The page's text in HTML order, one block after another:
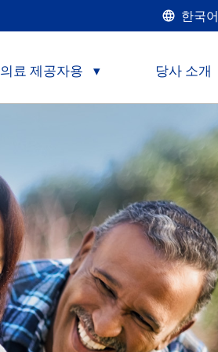
한국어
의료 제공자용 당사 소개